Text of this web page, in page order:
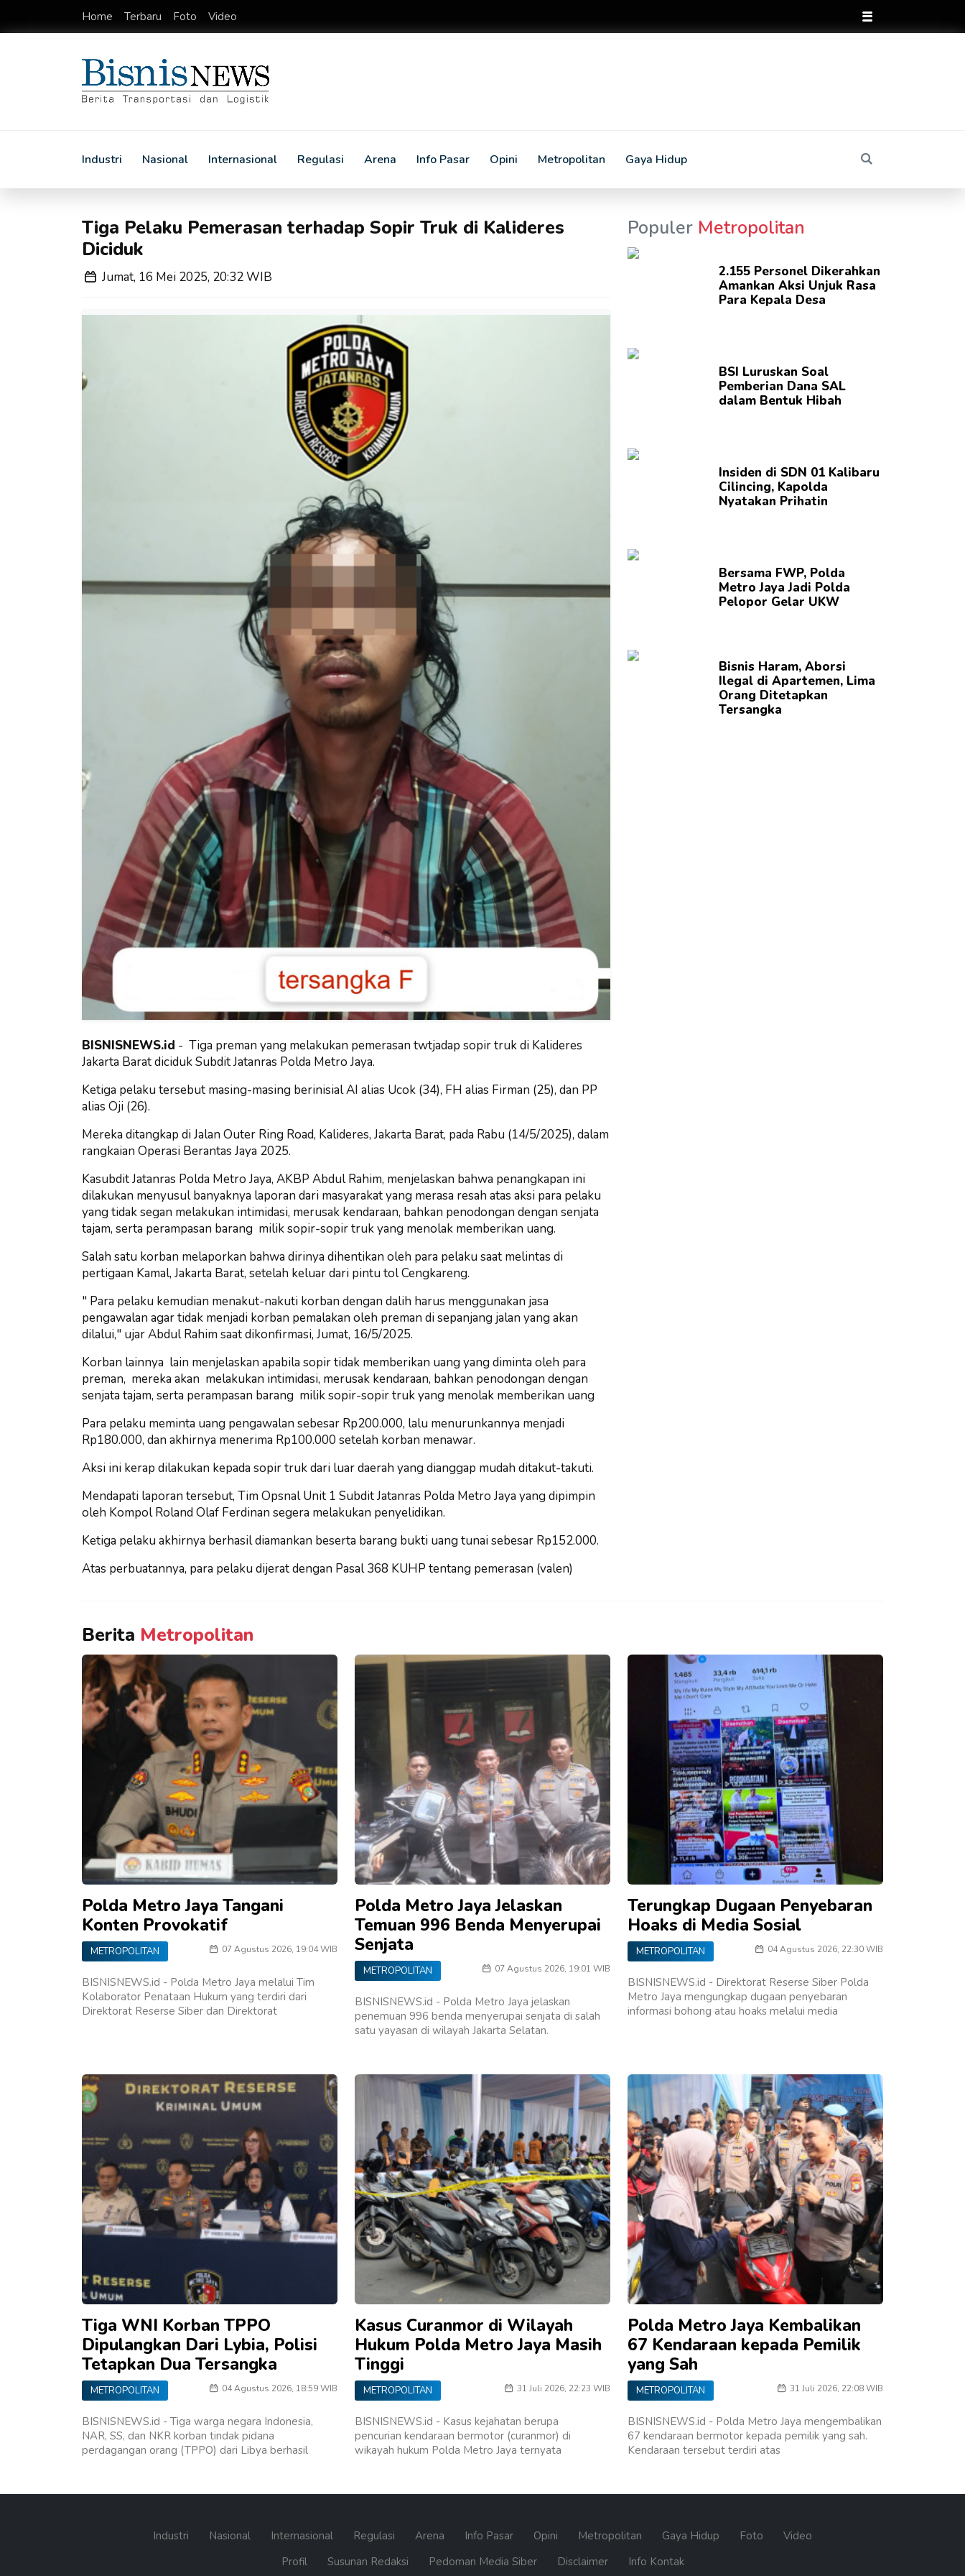
Home Terbaru Foto Video
Industri Nasional Internasional Regulasi Arena Info Pasar Opini Metropolitan Gaya Hidup
Tiga Pelaku Pemerasan terhadap Sopir Truk di Kalideres
Diciduk
Jumat, 16 Mei 2025, 20:32 WIB
BISNISNEWS.id - Tiga preman yang melakukan pemerasan twtjadap sopir truk di Kalideres
Jakarta Barat dicidukSubdit Jatanras Polda Metro Jaya.
Ketiga pelaku tersebut masing-masing berinisial AI alias Ucok (34), FH alias Firman (25), dan PP
alias Oji (26).
Mereka ditangkap di Jalan Outer Ring Road, Kalideres, Jakarta Barat, pada Rabu (14/5/2025), dalam
rangkaian Operasi Berantas Jaya 2025.
Kasubdit Jatanras Polda Metro Jaya, AKBP Abdul Rahim, menjelaskan bahwa penangkapan ini
dilakukan menyusul banyaknya laporan dari masyarakat yang merasa resah atas aksi para pelaku
yang tidak segan melakukan intimidasi, merusak kendaraan, bahkan penodongan dengan senjata
tajam, serta perampasan barang milik sopir-sopir truk yang menolak memberikan uang.
Salah satu korban melaporkan bahwa dirinya dihentikan oleh para pelaku saat melintas di
pertigaan Kamal, Jakarta Barat, setelah keluar dari pintu tol Cengkareng.
" Para pelaku kemudian menakut-nakuti korban dengan dalih harus menggunakan jasa
pengawalan agar tidak menjadi korban pemalakan oleh preman di sepanjang jalan yang akan
dilalui," ujar Abdul Rahim saat dikonfirmasi, Jumat, 16/5/2025.
Korban lainnya lain menjelaskan apabila sopir tidak memberikan uang yang diminta oleh para
preman, mereka akan melakukan intimidasi, merusak kendaraan, bahkan penodongan dengan
senjata tajam, serta perampasan barang milik sopir-sopir truk yang menolak memberikan uang
Para pelaku meminta uang pengawalan sebesar Rp200.000, lalu menurunkannya menjadi
Rp180.000, dan akhirnya menerima Rp100.000 setelah korban menawar.
Aksi ini kerap dilakukan kepada sopir truk dari luar daerah yang dianggap mudah ditakut-takuti.
Mendapati laporan tersebut, Tim Opsnal Unit 1 Subdit Jatanras Polda Metro Jaya yang dipimpin
oleh Kompol Roland Olaf Ferdinan segera melakukan penyelidikan.
Ketiga pelaku akhirnya berhasil diamankan beserta barang bukti uang tunai sebesar Rp152.000.
Atas perbuatannya, para pelaku dijerat dengan Pasal 368 KUHP tentang pemerasan (valen)
Populer Metropolitan
2.155 Personel Dikerahkan
Amankan Aksi Unjuk Rasa
Para Kepala Desa
BSI Luruskan Soal
Pemberian Dana SAL
dalam Bentuk Hibah
Insiden di SDN 01 Kalibaru
Cilincing, Kapolda
Nyatakan Prihatin
Bersama FWP, Polda
Metro Jaya Jadi Polda
Pelopor Gelar UKW
Bisnis Haram, Aborsi
Ilegal di Apartemen, Lima
Orang Ditetapkan
Tersangka
Berita Metropolitan
Polda Metro Jaya Tangani
Konten Provokatif
METROPOLITAN 07 Agustus 2026, 19:04 WIB
BISNISNEWS.id - Polda Metro Jaya melalui Tim
Kolaborator Penataan Hukum yang terdiri dari
Direktorat Reserse Siber dan Direktorat
Polda Metro Jaya Jelaskan
Temuan 996 Benda Menyerupai
Senjata
METROPOLITAN 07 Agustus 2026, 19:01 WIB
BISNISNEWS.id - Polda Metro Jaya jelaskan
penemuan 996 benda menyerupai senjata di salah
satu yayasan di wilayah Jakarta Selatan.
Terungkap Dugaan Penyebaran
Hoaks di Media Sosial
METROPOLITAN 04 Agustus 2026, 22:30 WIB
BISNISNEWS.id - Direktorat Reserse Siber Polda
Metro Jaya mengungkap dugaan penyebaran
informasi bohong atau hoaks melalui media
Tiga WNI Korban TPPO
Dipulangkan Dari Lybia, Polisi
Tetapkan Dua Tersangka
METROPOLITAN 04 Agustus 2026, 18:59 WIB
BISNISNEWS.id - Tiga warga negara Indonesia,
NAR, SS, dan NKR korban tindak pidana
perdagangan orang (TPPO) dari Libya berhasil
Kasus Curanmor di Wilayah
Hukum Polda Metro Jaya Masih
Tinggi
METROPOLITAN 31 Juli 2026, 22:23 WIB
BISNISNEWS.id - Kasus kejahatan berupa
pencurian kendaraan bermotor (curanmor) di
wikayah hukum Polda Metro Jaya ternyata
Polda Metro Jaya Kembalikan
67 Kendaraan kepada Pemilik
yang Sah
METROPOLITAN 31 Juli 2026, 22:08 WIB
BISNISNEWS.id - Polda Metro Jaya mengembalikan
67 kendaraan bermotor kepada pemilik yang sah.
Kendaraan tersebut terdiri atas
Industri Nasional Internasional Regulasi Arena Info Pasar Opini Metropolitan Gaya Hidup Foto
Video
Profil
Susunan Redaksi Pedoman Media Siber Disclaimer Info Kontak